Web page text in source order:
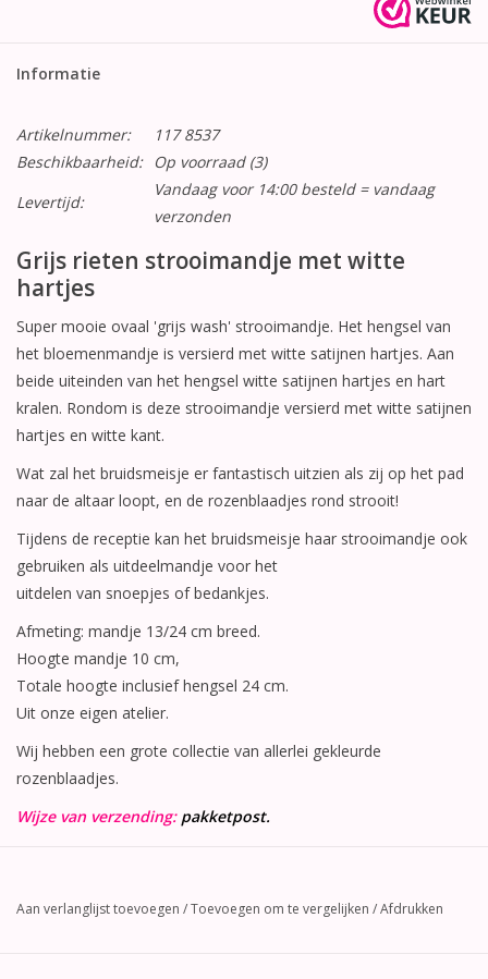
Informatie
Artikelnummer:
117 8537
Beschikbaarheid:
Op voorraad(3)
Levertijd:
Vandaag voor 14:00 besteld = vandaag
verzonden
Grijs rieten strooimandje met witte
hartjes
Super mooie ovaal 'grijs wash' strooimandje. Het hengsel van
het bloemenmandje is versierd met witte satijnen hartjes. Aan
beide uiteinden van het hengsel witte satijnen hartjes en hart
kralen. Rondom is deze strooimandje versierd met witte satijnen
hartjes en witte kant.
Wat zal het bruidsmeisje er fantastisch uitzien als zij op het pad
naar de altaar loopt, en de rozenblaadjes rond strooit!
Tijdens de receptie kan het bruidsmeisje haar strooimandje ook
gebruiken als uitdeelmandje voor het
uitdelen van snoepjes of bedankjes.
Afmeting: mandje 13/24 cm breed.
Hoogte mandje 10 cm,
Totale hoogte inclusief hengsel 24 cm.
Uit onze eigen atelier.
Wij hebben een grote collectie van allerlei gekleurde
rozenblaadjes.
Wijze van verzending: pakketpost.
Aan verlanglijst toevoegen /Toevoegen om te vergelijken /Afdrukken